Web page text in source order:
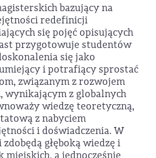
bazujący na
redefinicji
się pojęć opisujących
przygotowuje studentów
się jako
i potrafiący sprostać
związanym z rozwojem
wynikającym z globalnych
wiedzę teoretyczną,
z nabyciem
i doświadczenia. W
głęboką wiedzę i
a jednocześnie